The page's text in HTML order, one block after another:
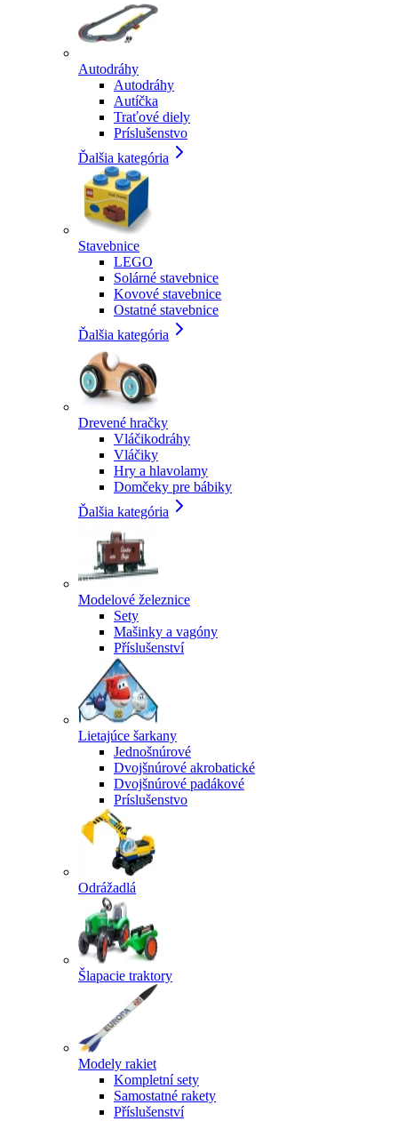
Autodráhy
Autodráhy
Autíčka
Traťové diely
Príslušenstvo
Ďalšia kategória
Stavebnice
LEGO
Solárné stavebnice
Kovové stavebnice
Ostatné stavebnice
Ďalšia kategória
Drevené hračky
Vláčikodráhy
Vláčiky
Hry a hlavolamy
Domčeky pre bábiky
Ďalšia kategória
Modelové železnice
Sety
Mašinky a vagóny
Příslušenství
Lietajúce šarkany
Jednošnúrové
Dvojšnúrové akrobatické
Dvojšnúrové padákové
Príslušenstvo
Odrážadlá
Šlapacie traktory
Modely rakiet
Kompletní sety
Samostatné rakety
Příslušenství